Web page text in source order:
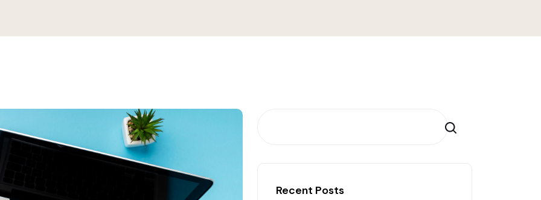
Search
Recent Posts